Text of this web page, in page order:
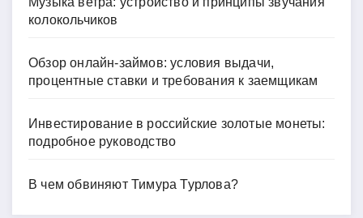
колокольчиков
Обзор онлайн-займов: условия выдачи,
процентные ставки и требования к заемщикам
Инвестирование в российские золотые монеты:
подробное руководство
В чем обвиняют Тимура Турлова?